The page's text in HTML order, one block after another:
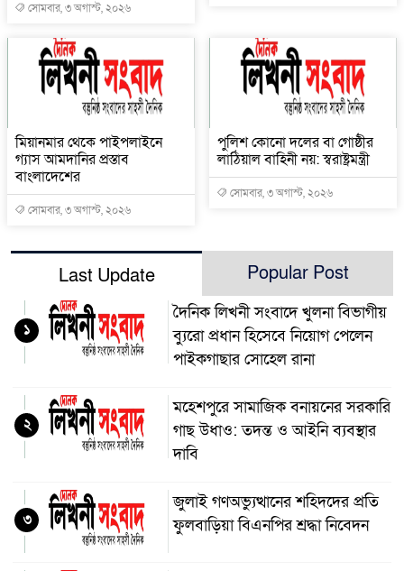
সোমবার, ৩ অগাস্ট, ২০২৬
মিয়ানমার থেকে পাইপলাইনে
গ্যাস আমদানির প্রস্তাব
বাংলাদেশের
সোমবার, ৩ অগাস্ট, ২০২৬
পুলিশ কোনো দলের বা গোষ্ঠীর
লাঠিয়াল বাহিনী নয়: স্বরাষ্ট্রমন্ত্রী
সোমবার, ৩ অগাস্ট, ২০২৬
Last Update Popular Post
দৈনিক লিখনী সংবাদে খুলনা বিভাগীয়
ব্যুরো প্রধান হিসেবে নিয়োগ পেলেন
পাইকগাছার সোহেল রানা
১
মহেশপুরে সামাজিক বনায়নের সরকারি
গাছ উধাও: তদন্ত ও আইনি ব্যবস্থার
দাবি
২
জুলাই গণঅভ্যুত্থানের শহিদদের প্রতি
ফুলবাড়িয়া বিএনপির শ্রদ্ধা নিবেদন
৩